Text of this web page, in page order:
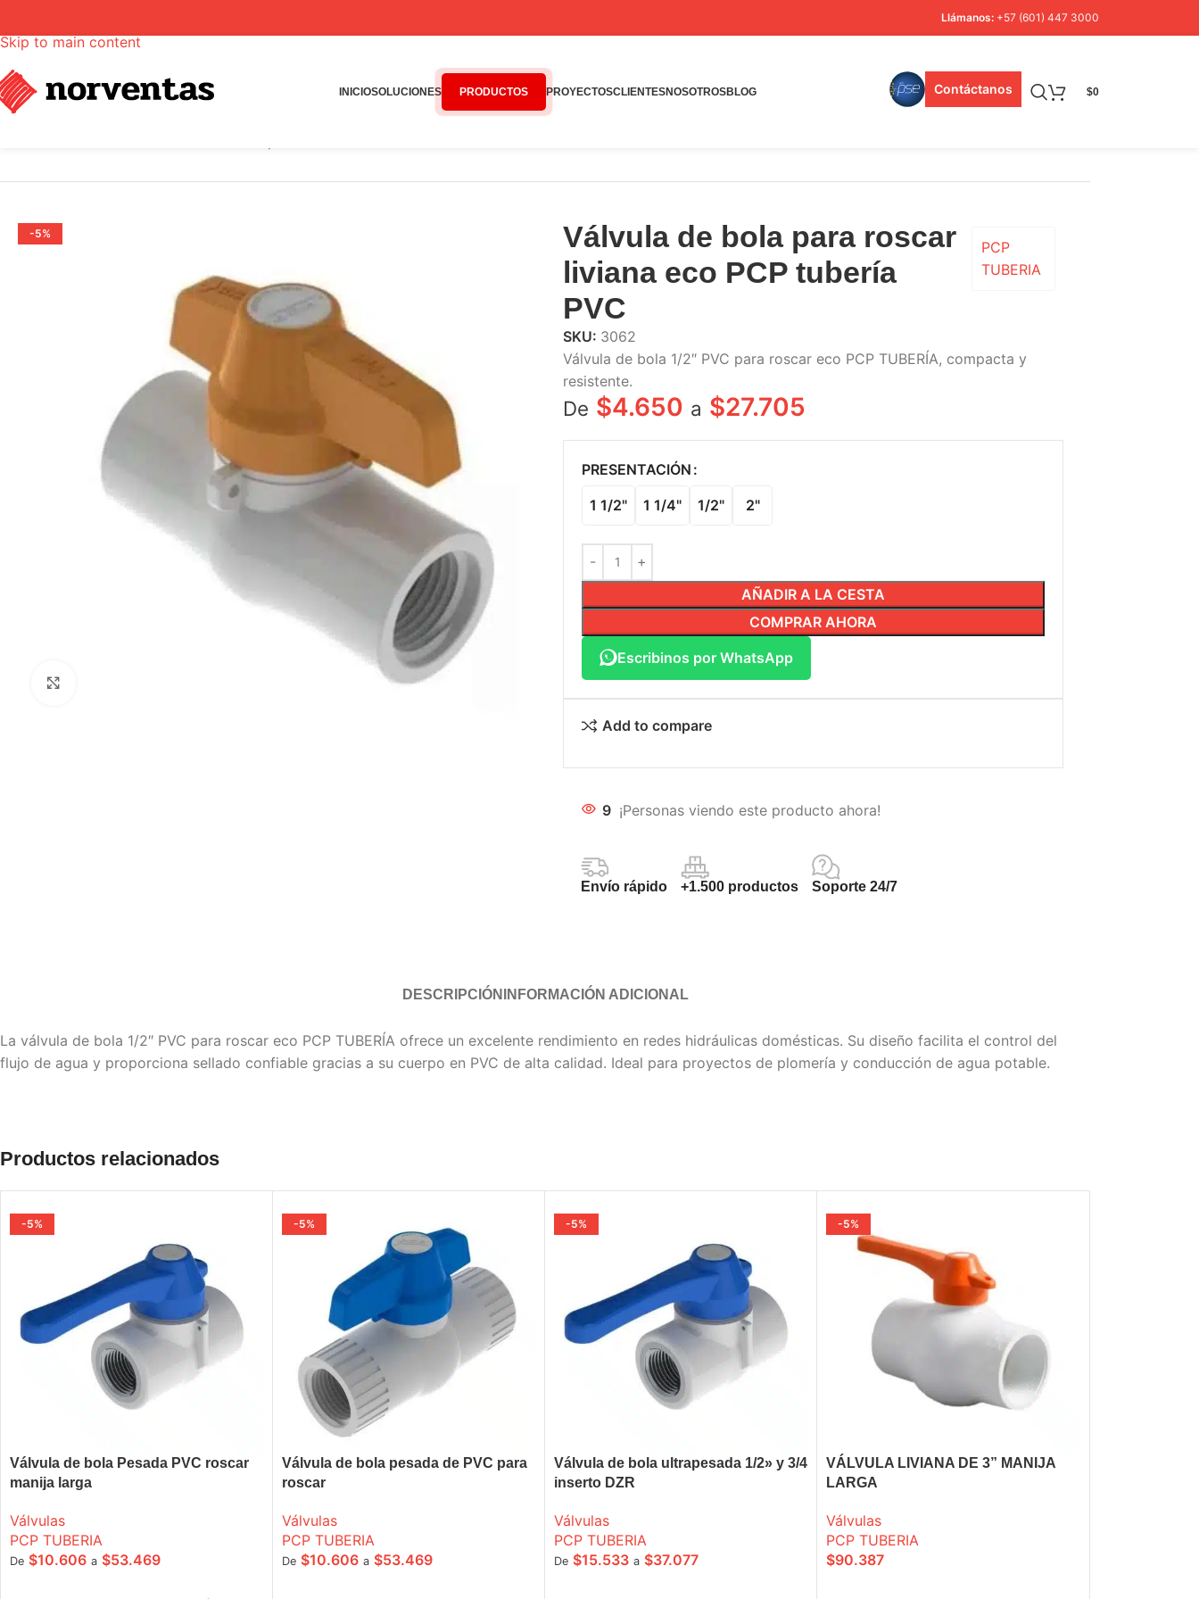
Skip to main content
Llámanos: +57 (601) 447 3000
INICIOSOLUCIONES PRODUCTOS PROYECTOSCLIENTESNOSOTROSBLOG Contáctanos $0
-5%
Válvula de bola para roscar
liviana eco PCP tubería
PVC
PCP
TUBERIA
SKU: 3062
Válvula de bola 1/2″ PVC para roscar eco PCP TUBERÍA, compacta y
resistente.
De $4.650 a $27.705
PRESENTACIÓN
1 1/2" 1 1/4" 1/2" 2"
AÑADIR A LA CESTA
COMPRAR AHORA
Escribinos por WhatsApp
Add to compare
9 ¡Personas viendo este producto ahora!
Envío rápido +1.500 productos Soporte 24/7
DESCRIPCIÓN INFORMACIÓN ADICIONAL
La válvula de bola 1/2″ PVC para roscar eco PCP TUBERÍA ofrece un excelente rendimiento en redes hidráulicas domésticas. Su diseño facilita el control del
flujo de agua y proporciona sellado confiable gracias a su cuerpo en PVC de alta calidad. Ideal para proyectos de plomería y conducción de agua potable.
Productos relacionados
-5%
Válvula de bola Pesada PVC roscar
manija larga
Válvulas
PCP TUBERIA
De $10.606 a $53.469
-5%
Válvula de bola pesada de PVC para
roscar
Válvulas
PCP TUBERIA
De $10.606 a $53.469
-5%
Válvula de bola ultrapesada 1/2» y 3/4
inserto DZR
Válvulas
PCP TUBERIA
De $15.533 a $37.077
-5%
VÁLVULA LIVIANA DE 3” MANIJA
LARGA
Válvulas
PCP TUBERIA
$90.387